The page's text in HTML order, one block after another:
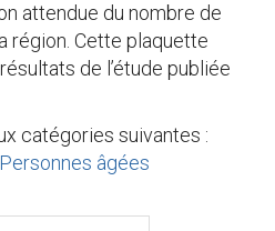
attendue du nombre de
région. Cette plaquette
de l’étude publiée
catégories suivantes :
Personnes âgées